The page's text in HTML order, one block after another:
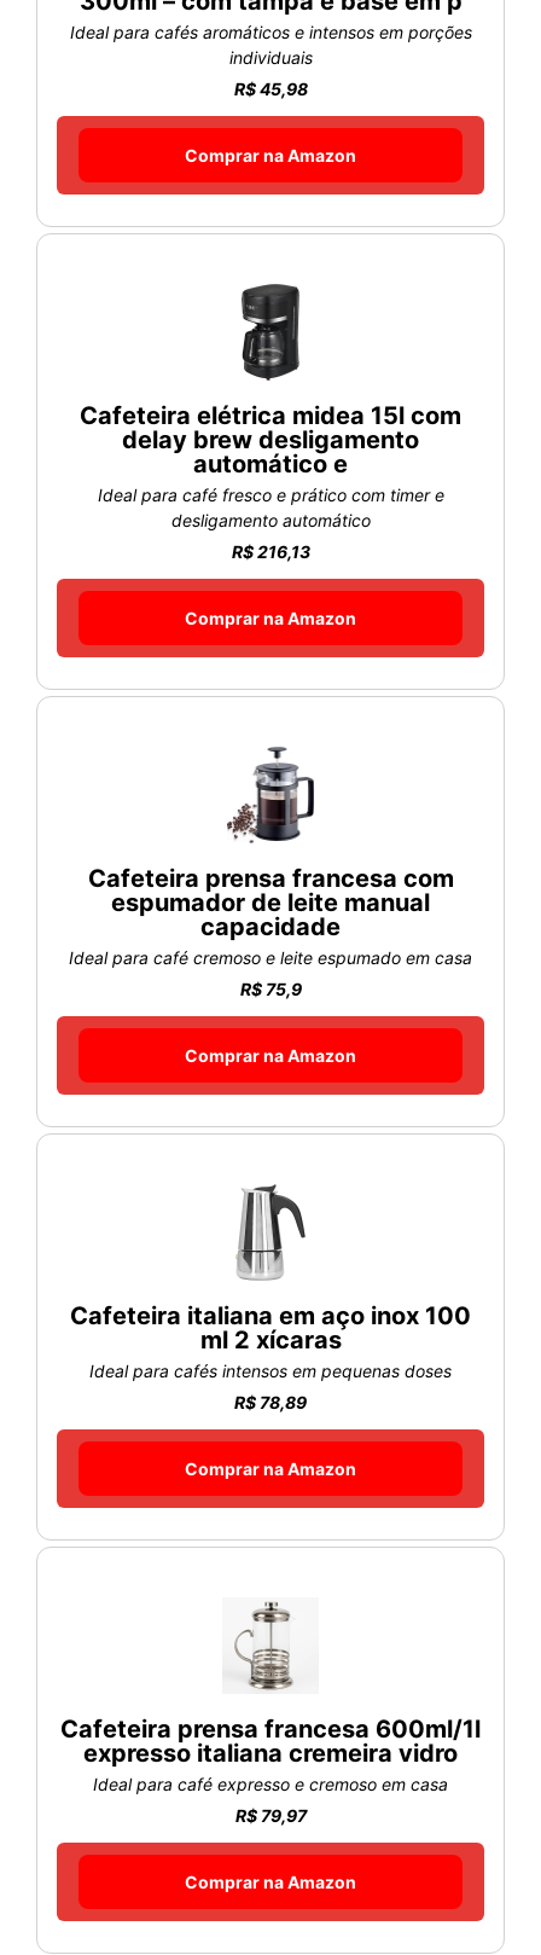
Ideal para cafés aromáticos e intensos em porções
individuais
R$ 45,98
Comprar na Amazon
Cafeteira elétrica midea 15l com
delay brew desligamento
automático e
Ideal para café fresco e prático com timer e
desligamento automático
R$ 216,13
Comprar na Amazon
Cafeteira prensa francesa com
espumador de leite manual
capacidade
Ideal para café cremoso e leite espumado em casa
R$ 75,9
Comprar na Amazon
Cafeteira italiana em aço inox 100
ml 2 xícaras
Ideal para cafés intensos em pequenas doses
R$ 78,89
Comprar na Amazon
Cafeteira prensa francesa 600ml/1l
expresso italiana cremeira vidro
Ideal para café expresso e cremoso em casa
R$ 79,97
Comprar na Amazon